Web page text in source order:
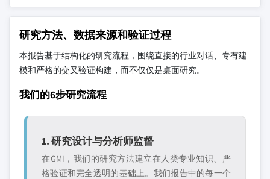
研究方法、数据来源和验证过程
本报告基于结构化的研究流程，围绕直接的行业对话、专有建
模和严格的交叉验证构建，而不仅仅是桌面研究。
我们的6步研究流程
1. 研究设计与分析师监督
在GMI，我们的研究方法建立在人类专业知识、严
格验证和完全透明的基础上。我们报告中的每一个